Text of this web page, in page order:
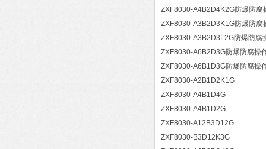
ZXF8030-A4B2D4K2G防爆防腐
ZXF8030-A3B2D3K1G防爆防腐
ZXF8030-A3B2D3L2G防爆防腐
ZXF8030-A6B2D3G防爆防腐操
ZXF8030-A6B1D3G防爆防腐操
ZXF8030-A2B1D2K1G
ZXF8030-A4B1D4G
ZXF8030-A4B1D2G
ZXF8030-A12B3D12G
ZXF8030-B3D12K3G